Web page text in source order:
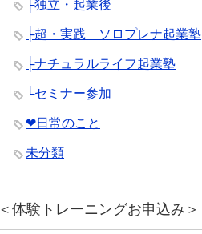
├独立・起業後
├超・実践 ソロプレナ起業塾
├ナチュラルライフ起業塾
└セミナー参加
❤︎日常のこと
未分類
＜体験トレーニングお申込み＞